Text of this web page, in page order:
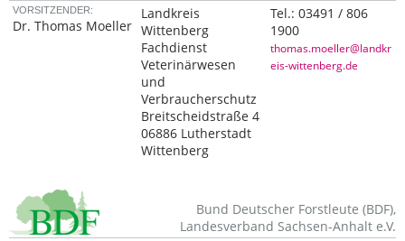
VORSITZENDER:
Dr. Thomas Moeller
Landkreis
Wittenberg
Fachdienst
Veterinärwesen
und
Verbraucherschutz
Breitscheidstraße 4
06886 Lutherstadt
Wittenberg
Tel.:03491 / 806
1900
thomas.moeller@landkr
eis-wittenberg.de
Bund Deutscher Forstleute (BDF),
Landesverband Sachsen-Anhalt e.V.